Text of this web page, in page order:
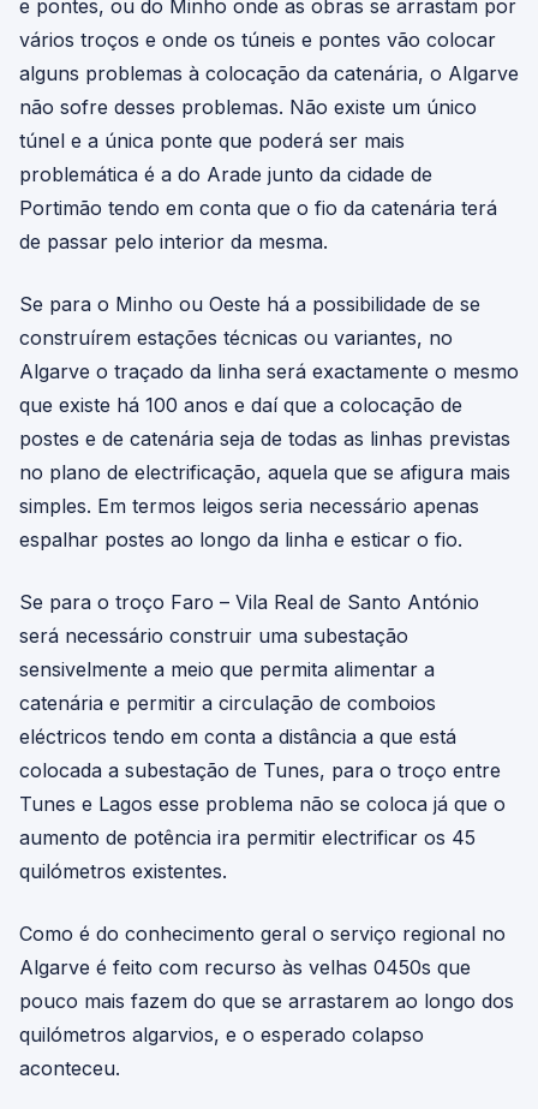
e pontes, ou do Minho onde as obras se arrastam por
vários troços e onde os túneis e pontes vão colocar
alguns problemas à colocação da catenária, o Algarve
não sofre desses problemas. Não existe um único
túnel e a única ponte que poderá ser mais
problemática é a do Arade junto da cidade de
Portimão tendo em conta que o fio da catenária terá
de passar pelo interior da mesma.
Se para o Minho ou Oeste há a possibilidade de se
construírem estações técnicas ou variantes, no
Algarve o traçado da linha será exactamente o mesmo
que existe há 100 anos e daí que a colocação de
postes e de catenária seja de todas as linhas previstas
no plano de electrificação, aquela que se afigura mais
simples. Em termos leigos seria necessário apenas
espalhar postes ao longo da linha e esticar o fio.
Se para o troço Faro – Vila Real de Santo António
será necessário construir uma subestação
sensivelmente a meio que permita alimentar a
catenária e permitir a circulação de comboios
eléctricos tendo em conta a distância a que está
colocada a subestação de Tunes, para o troço entre
Tunes e Lagos esse problema não se coloca já que o
aumento de potência ira permitir electrificar os 45
quilómetros existentes.
Como é do conhecimento geral o serviço regional no
Algarve é feito com recurso às velhas 0450s que
pouco mais fazem do que se arrastarem ao longo dos
quilómetros algarvios, e o esperado colapso
aconteceu.